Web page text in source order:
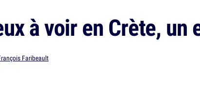
à voir en Crète, un
Faribeault